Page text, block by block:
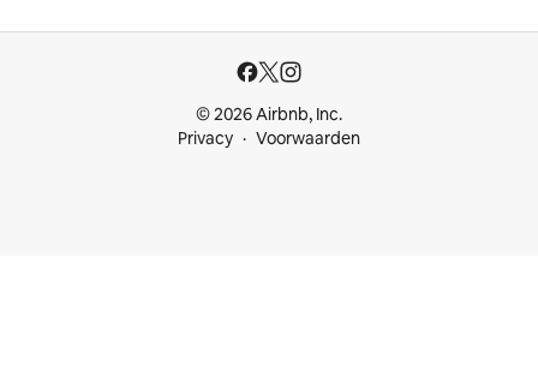
© 2026 Airbnb, Inc.
Privacy
Voorwaarden